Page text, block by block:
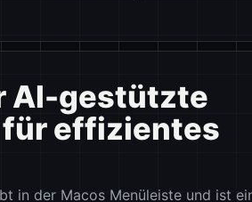
AI-gestützte
für effizientes
in der Macos Menüleiste und ist